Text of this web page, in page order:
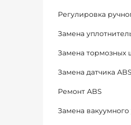
Регулировка
Замена
Замена тормозных
Замена датчика ABS
Ремонт ABS
Замена вакуумного